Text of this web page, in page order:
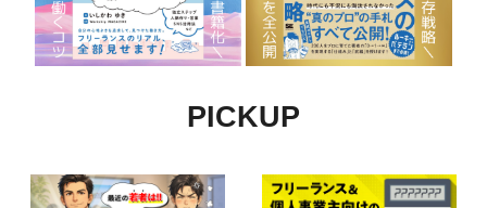
PICKUP